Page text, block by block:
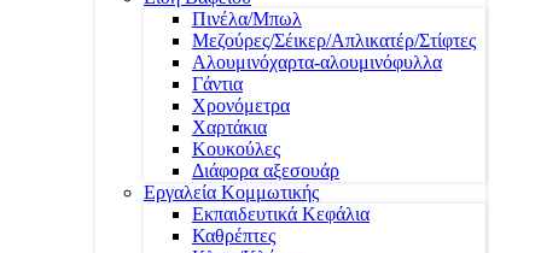
Πινέλα/Μπωλ
Μεζούρες/Σέικερ/Απλικατέρ/Στίφτες
Αλουμινόχαρτα-αλουμινόφυλλα
Γάντια
Χρονόμετρα
Χαρτάκια
Κουκούλες
Διάφορα αξεσουάρ
Εργαλεία Κομμωτικής
Εκπαιδευτικά Κεφάλια
Καθρέπτες